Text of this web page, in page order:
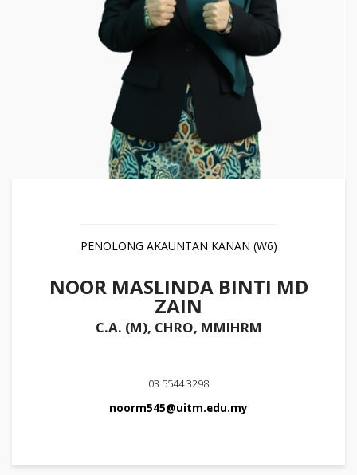
PENOLONG AKAUNTAN KANAN (W6)
NOOR MASLINDA BINTI MD
ZAIN
C.A. (M), CHRO, MMIHRM
03 5544 3298
noorm545@uitm.edu.my